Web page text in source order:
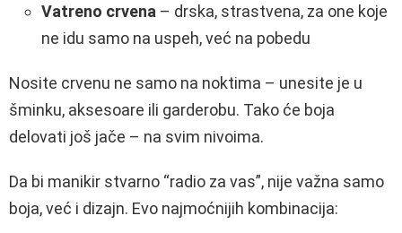
Vatreno crvena – drska, strastvena, za one koje
ne idu samo na uspeh, već na pobedu
Nosite crvenu ne samo na noktima – unesite je u
šminku, aksesoare ili garderobu. Tako će boja
delovati još jače – na svim nivoima.
Da bi manikir stvarno “radio za vas”, nije važna samo
boja, već i dizajn. Evo najmoćnijih kombinacija: